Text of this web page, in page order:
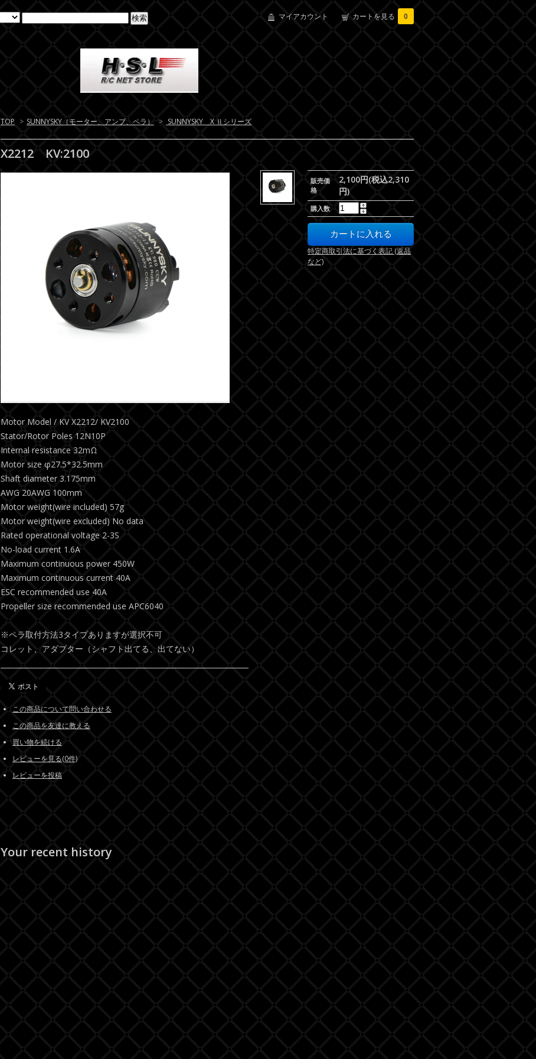
マイアカウント カートを見る 0
TOP > SUNNYSKY（モーター、アンプ、ペラ） > SUNNYSKY X Ⅱシリーズ
X2212 KV:2100
販売価
格
2,100円(税込2,310
円)
購入数
特定商取引法に基づく表記 (返品
など)
Motor Model / KV X2212/ KV2100
Stator/Rotor Poles 12N10P
Internal resistance 32mΩ
Motor size φ27.5*32.5mm
Shaft diameter 3.175mm
AWG 20AWG 100mm
Motor weight(wire included) 57g
Motor weight(wire excluded) No data
Rated operational voltage 2-3S
No-load current 1.6A
Maximum continuous power 450W
Maximum continuous current 40A
ESC recommended use 40A
Propeller size recommended use APC6040
※ペラ取付方法3タイプありますが選択不可
コレット、アダプター（シャフト出てる、出てない）
この商品について問い合わせる
この商品を友達に教える
買い物を続ける
レビューを見る(0件)
レビューを投稿
Your recent history